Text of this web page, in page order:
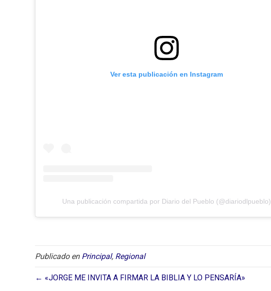
Ver esta publicación en Instagram
Una publicación compartida por Diario del Pueblo (@diariodlpueblo)
Publicado en Principal, Regional
← «JORGE ME INVITA A FIRMAR LA BIBLIA Y LO PENSARÍA»